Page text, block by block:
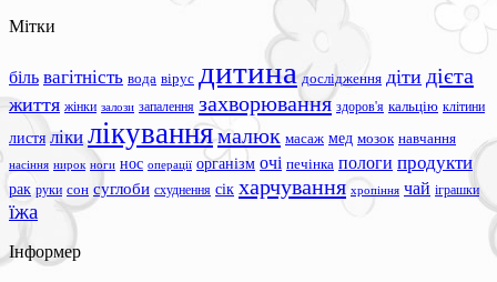
Мітки
біль вагітність вода вірус дитина дослідження діти дієта
життя жінки залози запалення захворювання здоров'я кальцію клітини
листя ліки лікуваннямалюк масаж мед мозок навчання
насіння нирок ноги нос операції організм очі печінка пологи продукти
рак руки сон суглоби схуднення сік харчування хропіння чай іграшки
їжа
Інформер